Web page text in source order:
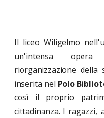
Il liceo Wiligelmo
un'intensa
riorganizzazione della
inserita nel Polo
così il proprio
cittadinanza. I ragazzi,